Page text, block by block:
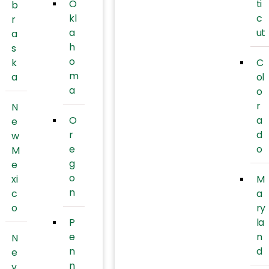
b
r
a
s
k
a
N
e
w
M
e
xi
c
o
N
e
O
kl
a
h
o
m
a
O
r
e
g
o
n
P
e
n
n
ti
c
ut
C
ol
o
r
a
d
o
M
a
ry
la
n
d